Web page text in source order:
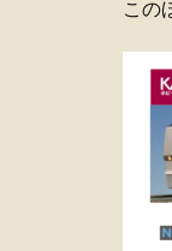
この